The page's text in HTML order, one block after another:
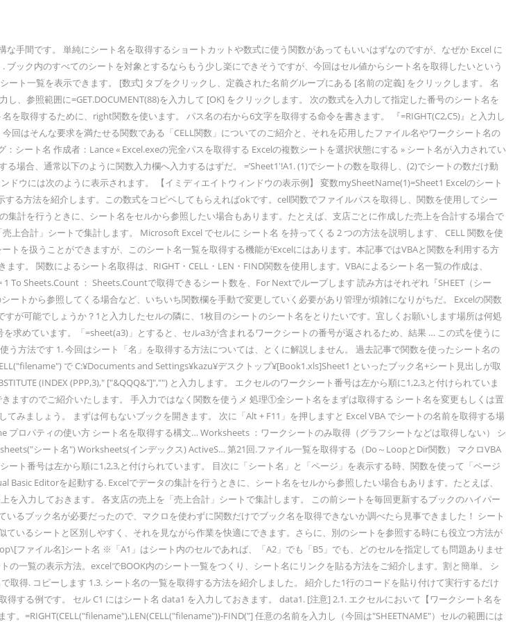
手間です。 単純にシート名を取得するショートカットや数式に使う関数があってもいいはずなのですが、なぜか Excel に
ック内のすべてのシートを対象とするならもう少し楽にできそうですが、今回はセル値からシート名を取得したいという
ト一覧を表示できます。 [数式] タブをクリックし、定義された名前グループにある [名前の定義] をクリックします。 名
、参照範囲に=GET.DOCUMENT(88)を入力して [OK] をクリックします。 次の数式を入力して指定した番号のシート名を
取得するために、right関数を使います。 パス名の右から6文字を取得する命令を書きます。 『=RIGHT(C2,C5)』と入力し
はそんな要求を満たせる関数である「CELL関数」についてのご紹介と、それを応用したファイル名やワークシート名の
ート名 作成者：Lance « Excel.exeの完全パスを取得する Excelの複数シートを選択状態にする » シート名が入力されてい
場合、通常以下のように関数入力欄へ入力するはずだ。 =’Sheet1′!A1. (1)でシートの数を取得し、(2)でシートの数だけ動
ウには次のように表示されます。 【イミディエイトウィンドウの表示例】 変数mySheetName(1)=Sheet1 Excelのシート
る方法を紹介します。この数式をコピペしてもらえればokです。cell関数でファイルパスを取得し、関数を使用してシー
計を行うときに、シート名をセルから参照したい場合もあります。たとえば、支店ごとに作成した売上を合計する場合で
合計」シートで集計します。 Microsoft Excel でセルに シート名 を持ってくる 2 つの方法を説明します、 CELL 関数を使
を扱うことができますが、このシート名一覧を取得する機能がExcelにはあります。本記事ではVBAと関数を利用する方
。 関数によるシート名取得は、RIGHT・CELL・LEN・FIND関数を使用します。VBAによるシート名一覧の作成は、
Sheets.Count ： Sheets.Countで取得できるシート数を、For Nextでループします 読み方はそれぞれ『SHEET（シー
ートから参照してくる場合など、いちいち関数欄を手動で変更していく必要があり管理が煩雑になりがちだ。 Excelの関数
が可能でしょうか？1と入力したセルの隣に、1枚目のシートのシート名をとりたいです。宜しくお願いします場所は何処
求めています。「=sheet(a3)」とすると、セルa3が含まれるワークシートの番号が返されるため、結果 … この式を使うに
方法です 1. 今回はシート「名」を取得する方法については、とくに解説しません。 過去記事で関数を使ったシート名の
で C:¥Documents and Settings¥kazu¥デスクトップ¥[Book1.xls]Sheet1 といったブック名+シート見出しが取
(INDEX (PPP,3)," ["&QQQ&"]","") と入力します。 エクセルのワークシート番号は左から順に1,2,3,と付けられていま
すのでご紹介いたします。 手入力ではなく関数を使うメ 処理①全シート名をまずは取得する シート名を変更もしくは置
みましょう。 まずは何もないブックを開きます。 次に「Alt + F11」を押しますと Excel VBA でシートの名前を取得する場
ロパティの使い方 シート名を取得する構文… Worksheets ：ワークシートのみ取得（グラフシートなどは取得しない） シ
シート名") Worksheets(インデックス) ActiveS… 第21回.ファイル一覧を取得する（Do～LoopとDir関数） マクロVBA
ト番号は左から順に1,2,3,と付けられています。 目次に「シート名」と「ページ」を表示する時、関数を使って「ページ
Editorを起動する. Excelでデータの集計を行うときに、シート名をセルから参照したい場合もあります。たとえば、
入力しておきます。 各支店の売上を「売上合計」シートで集計します。 この前シートを毎回更新するブックのハイパー
るブック名が必要だったので、マクロを使わずに関数だけでブック名を取得できないか調べたら見事できました！ シート
いるシートと区別しやすく、それを見ながら作業を快適にできます。さらに、別のシートを参照する時にも役立つ方法が
ファイル名]シート名 ※「A1」はシート内のセルであれば、「A2」でも「B5」でも、どのセルを指定しても問題ありませ
一覧の表示方法。excelでBOOK内のシート一覧をつくり、シート名にリンクを貼る方法をご紹介します。割と簡単。 シ
得. コピーします 1.3. シート名の一覧を取得する方法を紹介しました。 紹介した1行のコードを貼り付けて実行するだけ
する例です。 セル C1 にはシート名 data1 を入力しておきます。 data1. [注意] 2.1. エクセルにおいて【ワークシート名を
=RIGHT(CELL("filename"),LEN(CELL("filename"))-FIND("] 任意の名前を入力し（今回は"SHEETNAME"）セルの範囲には